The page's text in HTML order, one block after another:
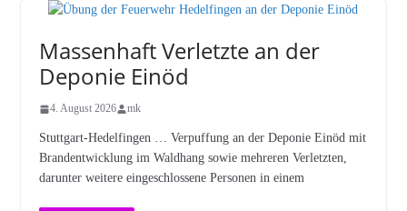
Massenhaft Verletzte an der
Deponie Einöd
4. August 2026 mk
Stuttgart-Hedelfingen … Verpuffung an der Deponie Einöd mit
Brandentwicklung im Waldhang sowie mehreren Verletzten,
darunter weitere eingeschlossene Personen in einem